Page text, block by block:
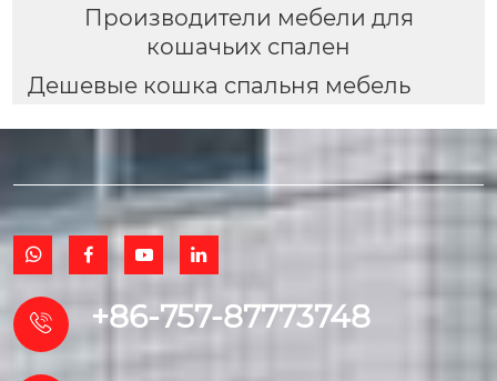
Производители мебели для
кошачьих спален
Дешевые кошка спальня мебель
   
 +86-757-87773748